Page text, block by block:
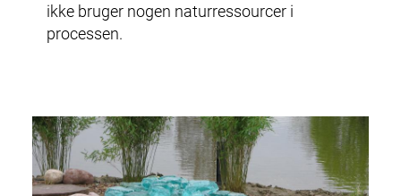
ikke bruger nogen naturressourcer i
processen.